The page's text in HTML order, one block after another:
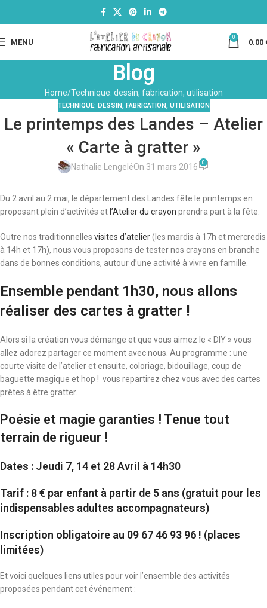
MENU
0
0.00
Blog
Home Technique: dessin, fabrication, utilisation
TECHNIQUE: DESSIN, FABRICATION, UTILISATION
Le printemps des Landes – Atelier
« Carte à gratter »
Nathalie LengeléOn 31 mars 2016 0
Du 2 avril au 2 mai, le département des Landes fête le printemps en
proposant plein d’activités et l’Atelier du crayon prendra part à la fête.
Outre nos traditionnelles visites d’atelier(les mardis à 17h et mercredis
à 14h et 17h), nous vous proposons de tester nos crayons en branche
dans de bonnes conditions, autour d’une activité à vivre en famille.
Ensemble pendant 1h30, nous allons
réaliser des cartes à gratter !
Alors si la création vous démange et que vous aimez le « DIY » vous
allez adorez partager ce moment avec nous. Au programme : une
courte visite de l’atelier et ensuite, coloriage, bidouillage, coup de
baguette magique et hop ! vous repartirez chez vous avec des cartes
prêtes à être gratter.
Poésie et magie garanties ! Tenue tout
terrain de rigueur !
Dates : Jeudi 7, 14 et 28 Avril à 14h30
Tarif : 8 € par enfant à partir de 5 ans (gratuit pour les
indispensables adultes accompagnateurs)
Inscription obligatoire au 09 67 46 93 96 ! (places
limitées)
Et voici quelques liens utiles pour voir l’ensemble des activités
proposées pendant cet événement :